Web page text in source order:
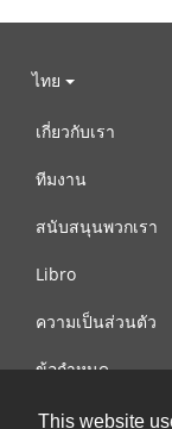
This website
ไทย
เกี่ยวกับเรา
ทีมงาน
สนับสนุนพวกเรา
Libro
ความเป็นส่วนตัว
ข้อกำหนด
ติดต่อเรา